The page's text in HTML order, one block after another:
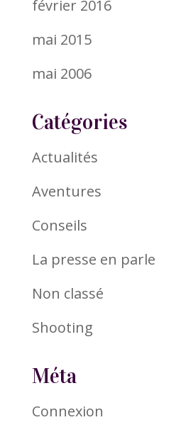
février 2016
mai 2015
mai 2006
Catégories
Actualités
Aventures
Conseils
La presse en parle
Non classé
Shooting
Méta
Connexion